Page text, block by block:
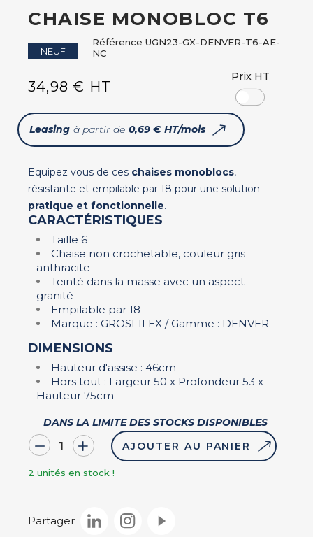
CHAISE MONOBLOC T6
NEUF
Référence UGN23-GX-DENVER-T6-AE-
NC
34,98 € HT
Leasing à partir de 0,69 € HT/mois
Prix HT
Equipez vous de ces chaises monoblocs,
résistante et empilable par 18 pour une solution
pratique et fonctionnelle.
CARACTÉRISTIQUES
Taille 6
Chaise non crochetable, couleur gris
anthracite
Teinté dans la masse avec un aspect
granité
Empilable par 18
Marque : GROSFILEX / Gamme : DENVER
DIMENSIONS
Hauteur d'assise : 46cm
Hors tout : Largeur 50 x Profondeur 53 x
Hauteur 75cm
DANS LA LIMITE DES STOCKS DISPONIBLES
AJOUTER AU PANIER
2 unités en stock !
Partager
Instagram